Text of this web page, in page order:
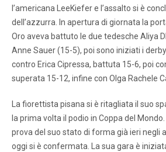
l’americana LeeKiefer e l’assalto si è
dell’azzurra. In apertura di giornata la
Oro aveva battuto le due tedesche Aliya
Anne Sauer (15-5), poi sono iniziati i
contro Erica Cipressa, battuta 15-6, poi
superata 15-12, infine con Olga Rachele
La fiorettista pisana si è ritagliata il suo
la prima volta il podio in Coppa del
prova del suo stato di forma già ieri negli
oggi si è confermata. La sua gara è